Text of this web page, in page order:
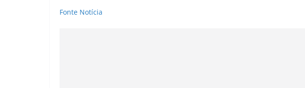
Fonte Notícia